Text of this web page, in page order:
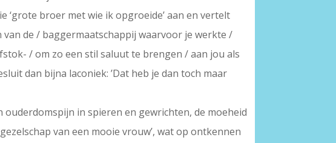
‘grote broer met wie ik opgroeide’ aan en vertelt
van de / baggermaatschappij waarvoor je werkte /
/ om zo een stil saluut te brengen / aan jou als
dan bijna laconiek: ’Dat heb je dan toch maar
in spieren en gewrichten, de moeheid
van een mooie vrouw’, wat op ontkennen